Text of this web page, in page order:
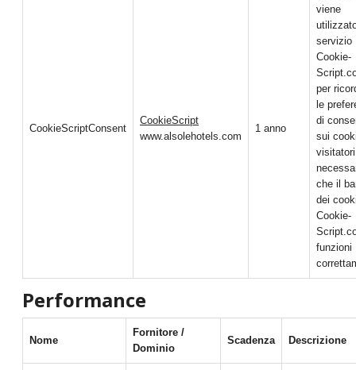
CookieScriptConsent
CookieScript
www.alsolehotels.com
1 anno
viene
servizio
Cookie-
per
le
di
sui
che il
dei
Cookie-
funzioni
Performance
Nome
Fornitore /
Dominio
Scadenza Descrizione